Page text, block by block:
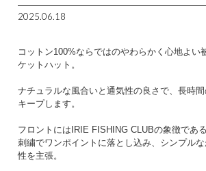
2025.06.18
コットン100%ならではのやわらかく心地よい
ケットハット。
ナチュラルな風合いと通気性の良さで、長時
キープします。
フロントにはIRIE FISHING CLUBの象徴であ
刺繍でワンポイントに落とし込み、シンプル
性を主張。